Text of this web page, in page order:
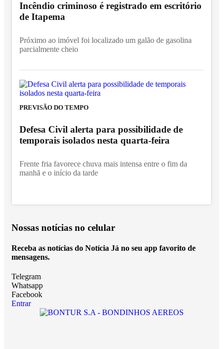
Incêndio criminoso é registrado em escritório
de Itapema
Próximo ao imóvel foi localizado um galão de gasolina
parcialmente cheio
PREVISÃO DO TEMPO
Defesa Civil alerta para possibilidade de
temporais isolados nesta quarta-feira
Frente fria favorece chuva mais intensa entre o fim da
manhã e o início da tarde
Nossas notícias no celular
Receba as notícias do Notícia Já no seu app favorito de
mensagens.
Telegram
Whatsapp
Facebook
Entrar